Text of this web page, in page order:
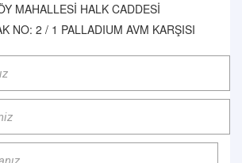
MAHALLESİ HALK CADDESİ
NO: 2 / 1 PALLADIUM AVM KARŞISI